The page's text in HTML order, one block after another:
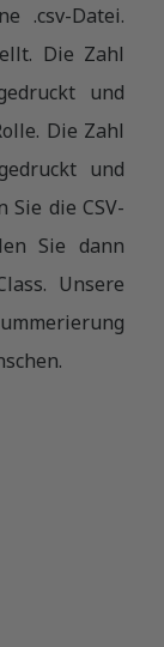
.csv-Datei.
Die Zahl
und
Die Zahl
und
Sie die CSV-
Sie dann
Unsere